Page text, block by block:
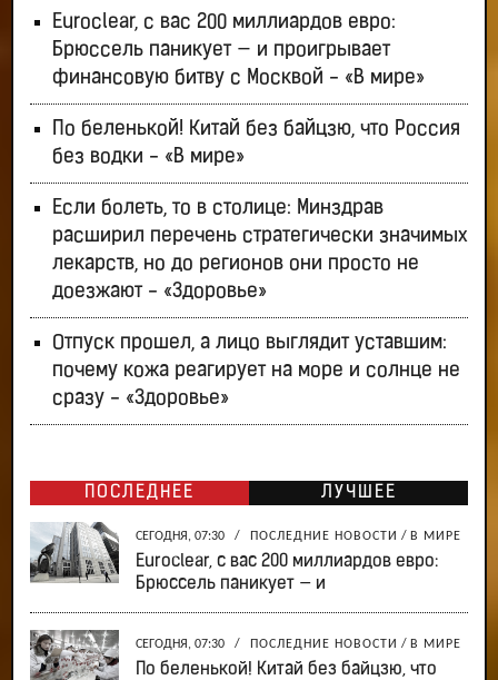
Euroclear, с вас 200 миллиардов евро:
Брюссель паникует — и проигрывает
финансовую битву с Москвой - «В мире»
По беленькой! Китай без байцзю, что Россия
без водки - «В мире»
Если болеть, то в столице: Минздрав
расширил перечень стратегически значимых
лекарств, но до регионов они просто не
доезжают - «Здоровье»
Отпуск прошел, а лицо выглядит уставшим:
почему кожа реагирует на море и солнце не
сразу - «Здоровье»
ПОСЛЕДНЕЕ ЛУЧШЕЕ
СЕГОДНЯ, 07:30 / ПОСЛЕДНИЕ НОВОСТИ / В МИРЕ
Euroclear, с вас 200 миллиардов евро:
Брюссель паникует — и
СЕГОДНЯ, 07:30 / ПОСЛЕДНИЕ НОВОСТИ / В МИРЕ
По беленькой! Китай без байцзю, что